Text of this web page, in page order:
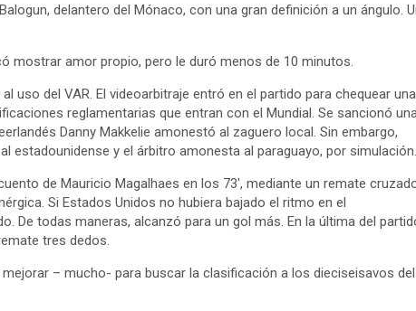
delantero del Mónaco, con una gran definición a un ángulo.
mostrar amor propio, pero le duró menos de 10 minutos.
uso del VAR. El videoarbitraje entró en el partido para chequear una
reglamentarias que entran con el Mundial. Se sancionó
Danny Makkelie amonestó al zaguero local. Sin embargo,
estadounidense y el árbitro amonesta al paraguayo, por simulación.
de Mauricio Magalhaes en los 73′, mediante un remate
Si Estados Unidos no hubiera bajado el ritmo en el
De todas maneras, alcanzó para un gol más. En la última del
tres dedos.
– mucho- para buscar la clasificación a los dieciseisavos del